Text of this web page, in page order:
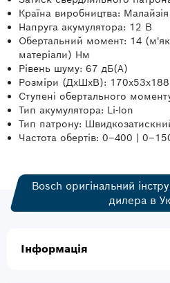
Країна виробництва: Малайзія
Напруга акумулятора: 12 В
Обертальний момент: 14
матеріали) Нм
Рівень шуму: 67 дБ(А)
Розміри (ДхШхВ):
Ступені обертального
Тип акумулятора: Li-Ion
Тип патрону:
Частота обертів: 0–400 |
Bosch оригінальний
дилера в
Інформація